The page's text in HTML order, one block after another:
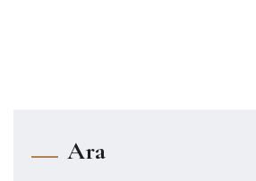
Ara